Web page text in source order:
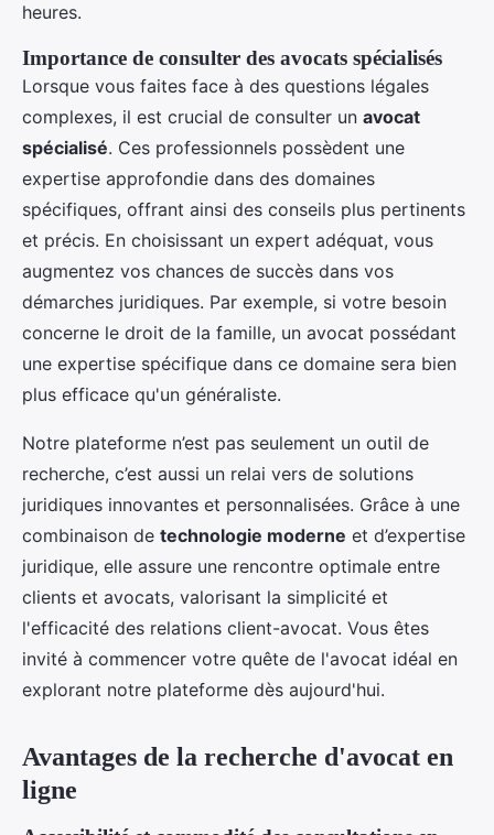
heures.
Importance de consulter des avocats spécialisés
Lorsque vous faites face à des questions légales
complexes, il est crucial de consulter un avocat
spécialisé. Ces professionnels possèdent une
expertise approfondie dans des domaines
spécifiques, offrant ainsi des conseils plus pertinents
et précis. En choisissant un expert adéquat, vous
augmentez vos chances de succès dans vos
démarches juridiques. Par exemple, si votre besoin
concerne le droit de la famille, un avocat possédant
une expertise spécifique dans ce domaine sera bien
plus efficace qu'un généraliste.
Notre plateforme n’est pas seulement un outil de
recherche, c’est aussi un relai vers de solutions
juridiques innovantes et personnalisées. Grâce à une
combinaison de technologie moderne et d’expertise
juridique, elle assure une rencontre optimale entre
clients et avocats, valorisant la simplicité et
l'efficacité des relations client-avocat. Vous êtes
invité à commencer votre quête de l'avocat idéal en
explorant notre plateforme dès aujourd'hui.
Avantages de la recherche d'avocat en
ligne